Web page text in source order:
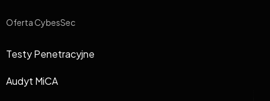
Oferta CybesSec
Testy Penetracyjne
Audyt MiCA